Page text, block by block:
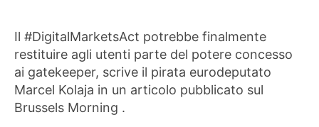
Il #DigitalMarketsAct potrebbe finalmente
restituire agli utenti parte del potere concesso
ai gatekeeper, scrive il pirata eurodeputato
Marcel Kolaja in un articolo pubblicato sul
Brussels Morning .